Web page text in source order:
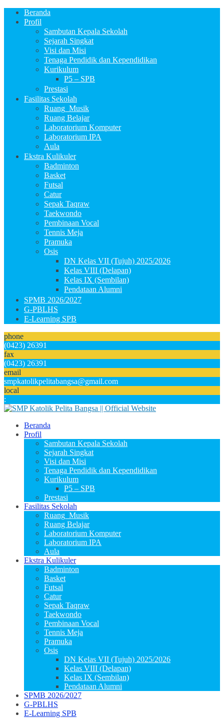
Beranda
Profil
Sambutan Kepala Sekolah
Sejarah Singkat
Visi dan Misi
Tenaga Pendidik dan Kependidikan
Kurikulum
P5 – SPB
Prestasi
Fasilitas Sekolah
Ruang_Musik
Ruang Belajar
Laboratorium Komputer
Laboratorium IPA
Aula
Ekstra Kulikuler
Badminton
Basket
Futsal
Catur
Sepak Taqraw
Taekwondo
Pembinaan Vocal
Tennis Meja
Pramuka
Osis
DN Kelas VII (Tujuh) 2025/2026
Kelas VIII (Delapan)
Kelas IX (Sembilan)
Pendataan Alumni
SPMB 2026/2027
G-PBLHS
E-Learning SPB
phone
(0423) 26391
fax
(0423) 26391
email
smpkatolikpelitabangsa@gmail.com
local
:
Beranda
Profil
Sambutan Kepala Sekolah
Sejarah Singkat
Visi dan Misi
Tenaga Pendidik dan Kependidikan
Kurikulum
P5 – SPB
Prestasi
Fasilitas Sekolah
Ruang_Musik
Ruang Belajar
Laboratorium Komputer
Laboratorium IPA
Aula
Ekstra Kulikuler
Badminton
Basket
Futsal
Catur
Sepak Taqraw
Taekwondo
Pembinaan Vocal
Tennis Meja
Pramuka
Osis
DN Kelas VII (Tujuh) 2025/2026
Kelas VIII (Delapan)
Kelas IX (Sembilan)
Pendataan Alumni
SPMB 2026/2027
G-PBLHS
E-Learning SPB